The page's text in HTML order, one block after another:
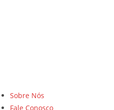
Sobre Nós
Fale Conosco